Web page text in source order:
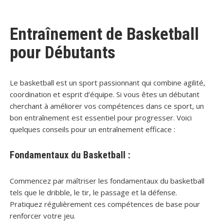
Entraînement de Basketball
pour Débutants
Le basketball est un sport passionnant qui combine agilité,
coordination et esprit d’équipe. Si vous êtes un débutant
cherchant à améliorer vos compétences dans ce sport, un
bon entraînement est essentiel pour progresser. Voici
quelques conseils pour un entraînement efficace :
Fondamentaux du Basketball :
Commencez par maîtriser les fondamentaux du basketball
tels que le dribble, le tir, le passage et la défense.
Pratiquez régulièrement ces compétences de base pour
renforcer votre jeu.